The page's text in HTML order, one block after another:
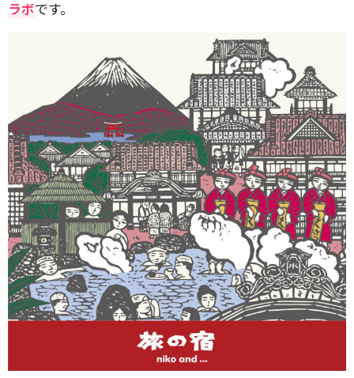
ラボです。